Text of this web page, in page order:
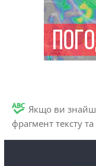
Якщо ви
фрагмент тексту та